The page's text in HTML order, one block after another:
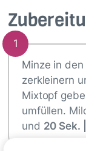
1
Minze in
zerkleinern
Mixtopf
umfüllen.
und 20 Sek.